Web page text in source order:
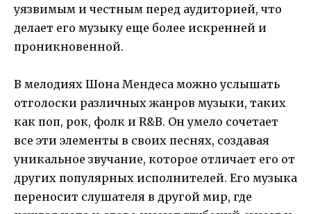
уязвимым и честным перед аудиторией, что
делает его музыку еще более искренней и
проникновенной.
В мелодиях Шона Мендеса можно услышать
отголоски различных жанров музыки, таких
как поп, рок, фолк и R&B. Он умело сочетает
все эти элементы в своих песнях, создавая
уникальное звучание, которое отличает его от
других популярных исполнителей. Его музыка
переносит слушателя в другой мир, где